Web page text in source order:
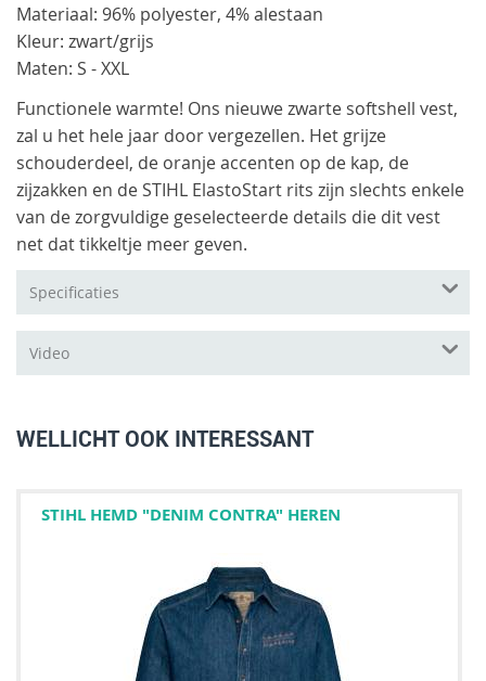
Materiaal: 96% polyester, 4% alestaan
Kleur: zwart/grijs
Maten: S - XXL
Functionele warmte! Ons nieuwe zwarte softshell vest,
zal u het hele jaar door vergezellen. Het grijze
schouderdeel, de oranje accenten op de kap, de
zijzakken en de STIHL ElastoStart rits zijn slechts enkele
van de zorgvuldige geselecteerde details die dit vest
net dat tikkeltje meer geven.
Specificaties
Video
WELLICHT OOK INTERESSANT
STIHL HEMD "DENIM CONTRA" HEREN